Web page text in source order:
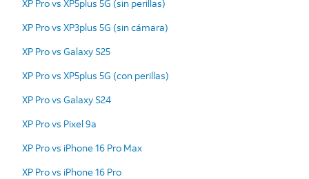
XP Pro vs XP5plus 5G (sin perillas)
XP Pro vs XP3plus 5G (sin cámara)
XP Pro vs Galaxy S25
XP Pro vs XP5plus 5G (con perillas)
XP Pro vs Galaxy S24
XP Pro vs Pixel 9a
XP Pro vs iPhone 16 Pro Max
XP Pro vs iPhone 16 Pro